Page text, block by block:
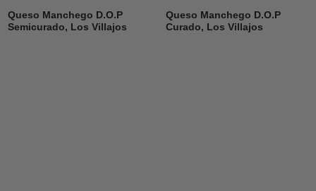
Queso Manchego D.O.P
Semicurado, Los Villajos
Queso Manchego D.O.P
Curado, Los Villajos